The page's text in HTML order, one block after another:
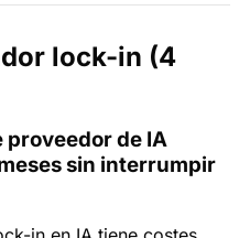
lock-in (4
proveedor de IA
sin interrumpir